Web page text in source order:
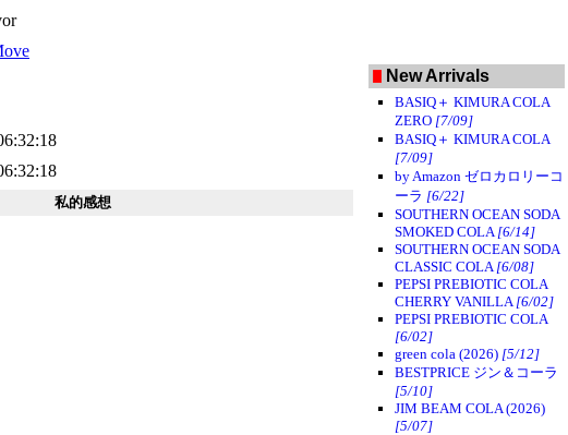
私的感想
New Arrivals
BASIQ＋ KIMURA COLA
ZERO [7/09]
BASIQ＋ KIMURA COLA
[7/09]
by Amazon ゼロカロリーコ
ーラ [6/22]
SOUTHERN OCEAN SODA
SMOKED COLA [6/14]
SOUTHERN OCEAN SODA
CLASSIC COLA [6/08]
PEPSI PREBIOTIC COLA
CHERRY VANILLA [6/02]
PEPSI PREBIOTIC COLA
[6/02]
green cola (2026) [5/12]
BESTPRICE ジン＆コーラ
[5/10]
JIM BEAM COLA (2026)
[5/07]